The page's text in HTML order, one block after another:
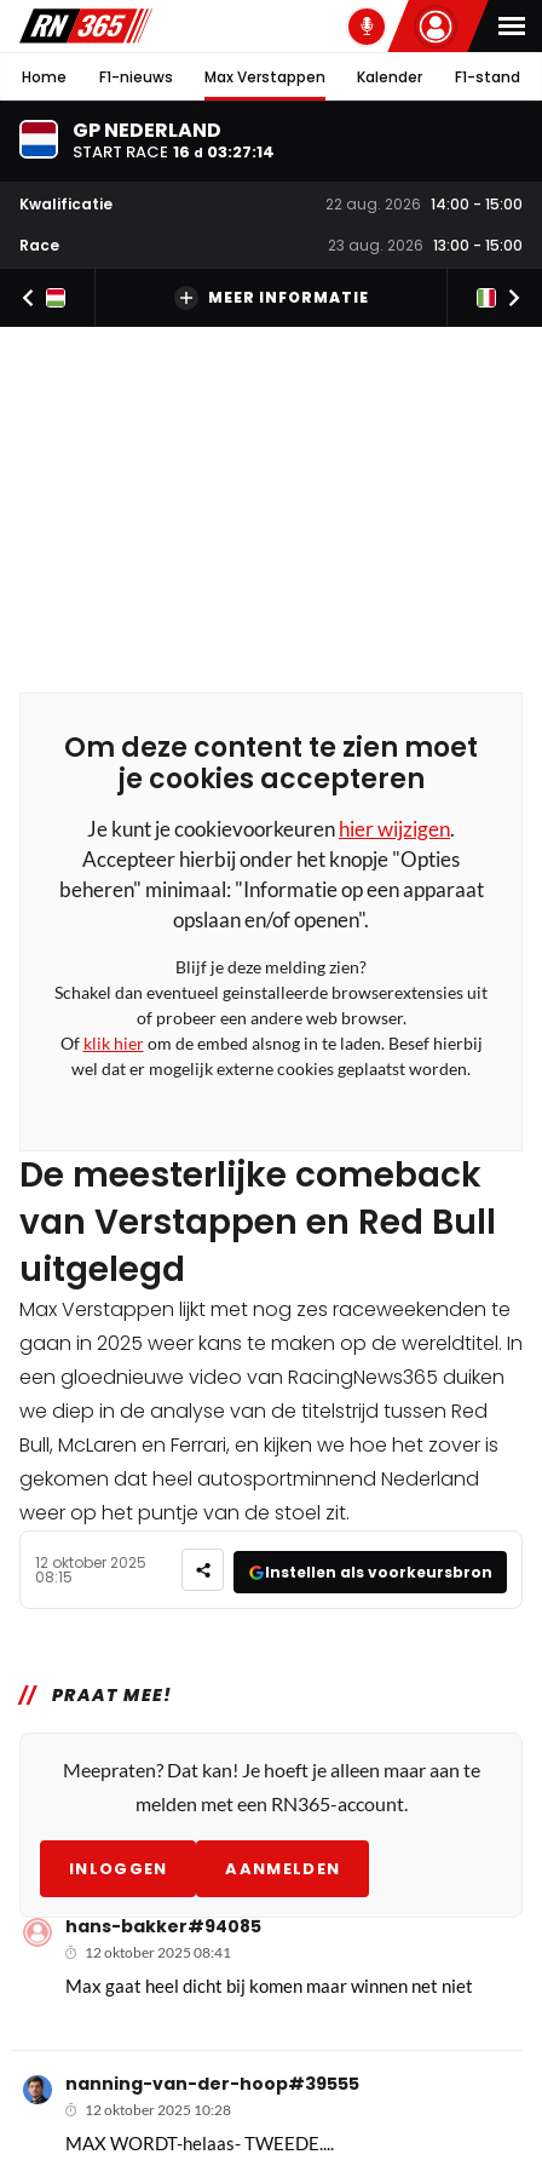
Home F1-nieuws Max Verstappen Kalender F1-stand
GP NEDERLAND
START RACE 16 d 03:27:13
Kwalificatie 22 aug. 2026 14:00 - 15:00
Race
23 aug. 2026 13:00 - 15:00
MEER INFORMATIE
Om deze content te zien moet
je cookies accepteren
Je kunt je cookievoorkeurenhier wijzigen.
Accepteer hierbij onder het knopje "Opties
beheren" minimaal: "Informatie op een apparaat
opslaan en/of openen".
Blijf je deze melding zien?
Schakel dan eventueel geinstalleerde browserextensies uit
of probeer een andere web browser.
Of klik hierom de embed alsnog in te laden. Besef hierbij
wel dat er mogelijk externe cookies geplaatst worden.
De meesterlijke comeback
van Verstappen en Red Bull
uitgelegd
Max Verstappen lijkt met nog zes raceweekenden te
gaan in 2025 weer kans te maken op de wereldtitel. In
een gloednieuwe video van RacingNews365 duiken
we diep in de analyse van de titelstrijd tussen Red
Bull, McLaren en Ferrari, en kijken we hoe het zover is
gekomen dat heel autosportminnend Nederland
weer op het puntje van de stoel zit.
12 oktober 2025
08:15 Instellen als voorkeursbron
PRAAT MEE!
Meepraten? Dat kan! Je hoeft je alleen maar aan te
melden met een RN365-account.
INLOGGEN AANMELDEN
hans-bakker#94085
12 oktober 2025 08:41
Max gaat heel dicht bij komen maar winnen net niet
nanning-van-der-hoop#39555
12 oktober 2025 10:28
MAX WORDT-helaas- TWEEDE....